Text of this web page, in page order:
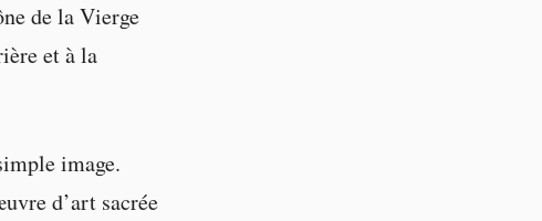
de la Vierge
et à la
image.
d’art sacrée